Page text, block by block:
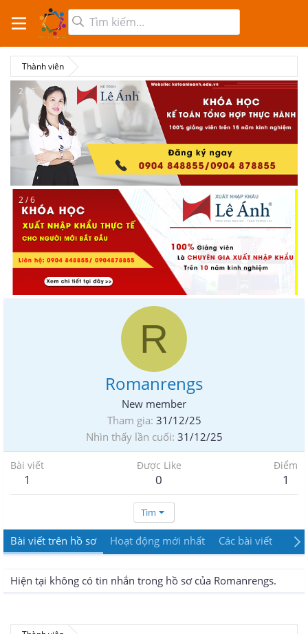
Thành viên
2 / 6
2 / 6
R
Romanrengs
New member
Tham gia 31/12/25
Nhìn thấy lần cuối 31/12/25
Bài viết
1
Được Like
0
Điểm
1
Tìm
Bài viết trên hồ sơ Hoạt động mới nhất Các bài viết
Hiện tại không có tin nhắn trong hồ sơ của Romanrengs.